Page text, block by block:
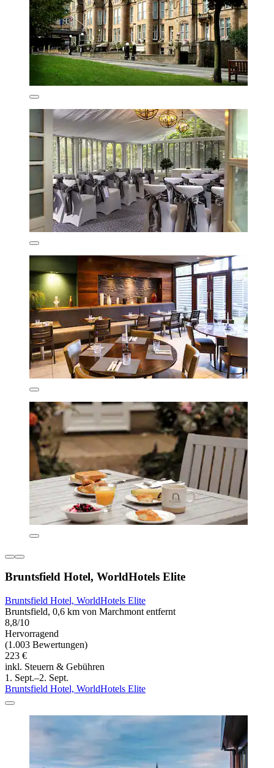
Bruntsfield Hotel, WorldHotels Elite
Bruntsfield Hotel, WorldHotels Elite
Bruntsfield, 0,6 km von Marchmont entfernt
8,8/10
Hervorragend
(1.003 Bewertungen)
223 €
inkl. Steuern & Gebühren
1. Sept.–2. Sept.
Bruntsfield Hotel, WorldHotels Elite